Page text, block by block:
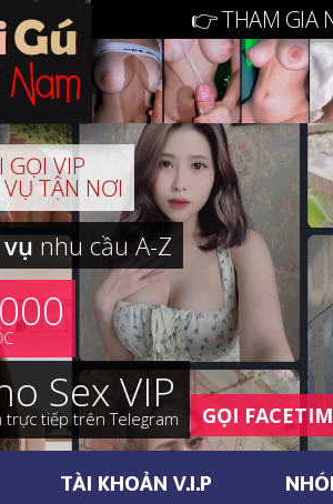
👉 THAM GIA
GỌI VIP
TẬN NƠI
nhu cầu A-Z
Sex VIP
trực tiếp trên Telegram GỌI
TÀI KHOẢN V.I.P